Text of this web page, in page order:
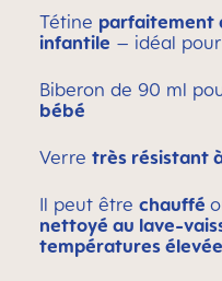
Tétine parfaitement
infantile – idéal
Biberon de 90 ml
bébé
Verre très résistant
Il peut être chauffé
nettoyé au lave-
températures